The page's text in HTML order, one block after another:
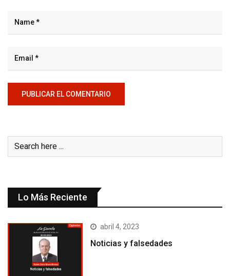
Lo Más Reciente
abril 4, 2023
Noticias y falsedades